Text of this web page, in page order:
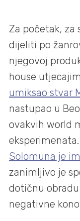
Za početak, za
dijeliti po
njegovoj
house
umiksao stvar
nastupao u
ovakvih world
eksperimenata.
Solomuna je
zanimljivo je
dotičnu
negativne